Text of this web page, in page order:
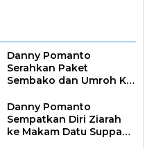
Danny Pomanto
Serahkan Paket
Sembako dan Umroh Ke
Makassar Shalat Subuh
Berjamaah
Danny Pomanto
Sempatkan Diri Ziarah
ke Makam Datu Suppa